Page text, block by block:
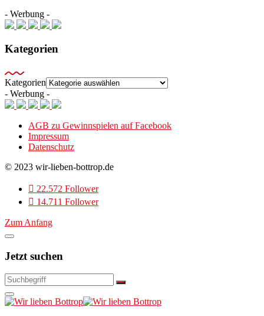
- Werbung -
Kategorien
Kategorien
- Werbung -
AGB zu Gewinnspielen auf Facebook
Impressum
Datenschutz
© 2023 wir-lieben-bottrop.de
22.572 Follower
14.711 Follower
Zum Anfang
Jetzt suchen